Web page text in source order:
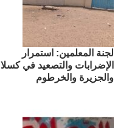
لجنة المعلمين: استمرار
الإضرابات والتصعيد في كسلا
والجزيرة والخرطوم